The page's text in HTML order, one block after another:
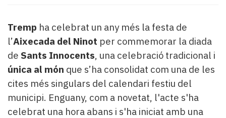
Pallars
Contingut
patrocinat
Lo
més
llegit...
Editorial
Tremp ha celebrat un any més la festa de
l’Aixecada del Ninot per commemorar la diada
de Sants Innocents, una celebració tradicional i
única al món que s’ha consolidat com una de les
cites més singulars del calendari festiu del
municipi. Enguany, com a novetat, l'acte s'ha
celebrat una hora abans i s'ha iniciat amb una